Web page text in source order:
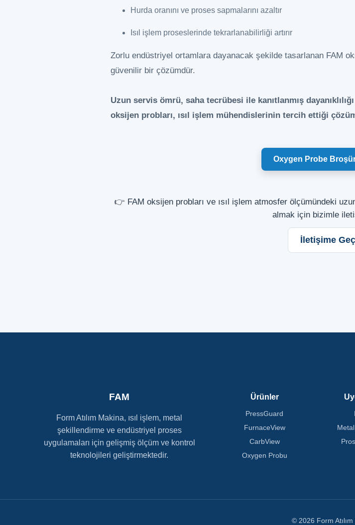
Hurda oranını ve proses sapmalarını azaltır
Isıl işlem proseslerinde tekrarlanabilirliği artırır
Zorlu endüstriyel ortamlara dayanacak şekilde tasarlanan FAM
güvenilir bir çözümdür.
Uzun servis ömrü, saha tecrübesi ile kanıtlanmış
oksijen probları, ısıl işlem mühendislerinin tercih ettiği
Oxygen Probe
👉 FAM oksijen probları ve ısıl işlem atmosfer ölçümündeki
almak için bizimle
İletişime
FAM
Form Atılım Makina, ısıl işlem, metal
şekillendirme ve endüstriyel proses
uygulamaları için gelişmiş ölçüm ve kontrol
teknolojileri geliştirmektedir.
Ürünler
PressGuard
FurnaceView
CarbView
Oxygen Probu
© 2026 Form